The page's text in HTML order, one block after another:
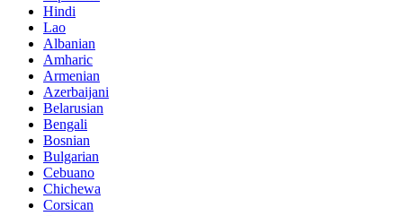
Hindi
Lao
Albanian
Amharic
Armenian
Azerbaijani
Belarusian
Bengali
Bosnian
Bulgarian
Cebuano
Chichewa
Corsican